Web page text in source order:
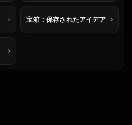
宝箱：保存されたアイデア